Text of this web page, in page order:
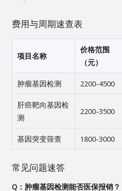
费用与周期速查表
项目名称
价格范围
（元）
肿瘤基因检测 2200-4500
肝癌靶向基因检
测
2200-3500
基因突变筛查 1800-3000
常见问题速答
Q：肿瘤基因检测能否医保报销？